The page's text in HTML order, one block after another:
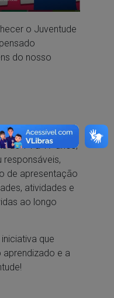
o Juventude
do nosso
de 14 a 17 anos,
de apresentação
atividades e
ao longo
que
e a